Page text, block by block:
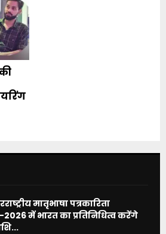
मातृभाषा पत्रकारिता
में भारत का प्रतिनिधित्व करेंगे